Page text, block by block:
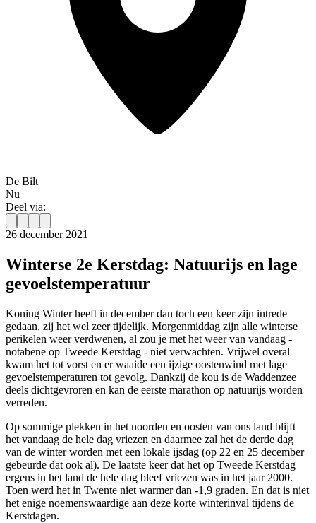
De Bilt
Nu
Deel via:
26 december 2021
Winterse 2e Kerstdag: Natuurijs en lage
gevoelstemperatuur
Koning Winter heeft in december dan toch een keer zijn intrede
gedaan, zij het wel zeer tijdelijk. Morgenmiddag zijn alle winterse
perikelen weer verdwenen, al zou je met het weer van vandaag -
notabene op Tweede Kerstdag - niet verwachten. Vrijwel overal
kwam het tot vorst en er waaide een ijzige oostenwind met lage
gevoelstemperaturen tot gevolg. Dankzij de kou is de Waddenzee
deels dichtgevroren en kan de eerste marathon op natuurijs worden
verreden.
Op sommige plekken in het noorden en oosten van ons land blijft
het vandaag de hele dag vriezen en daarmee zal het de derde dag
van de winter worden met een lokale ijsdag (op 22 en 25 december
gebeurde dat ook al). De laatste keer dat het op Tweede Kerstdag
ergens in het land de hele dag bleef vriezen was in het jaar 2000.
Toen werd het in Twente niet warmer dan -1,9 graden. En dat is niet
het enige noemenswaardige aan deze korte winterinval tijdens de
Kerstdagen.